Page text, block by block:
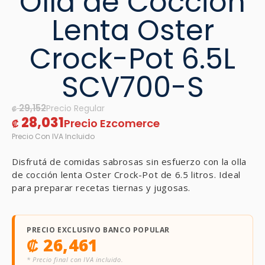
Lenta Oster
Crock-Pot 6.5L
SCV700-S
₡29,152
₡ 28,031
Disfrutá de comidas sabrosas sin esfuerzo con la olla
de cocción lenta Oster Crock-Pot de 6.5 litros. Ideal
para preparar recetas tiernas y jugosas.
PRECIO EXCLUSIVO BANCO POPULAR
₡ 26,461
* Precio final con IVA incluido.